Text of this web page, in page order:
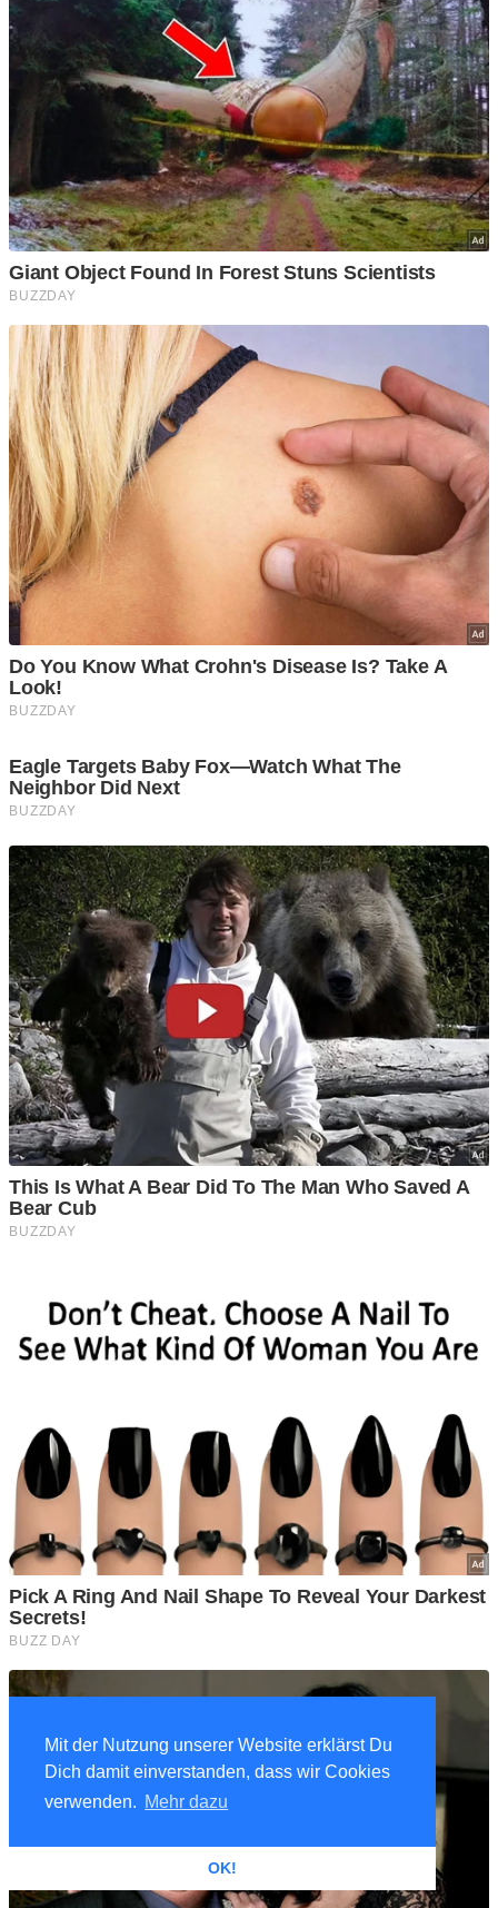
Mit der Nutzung unserer Website erklärst Du
Dich damit einverstanden, dass wir Cookies
verwenden. Mehr dazu
OK!